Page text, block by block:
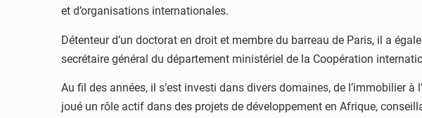
et d’organisations internationales.
Détenteur d’un doctorat en droit et membre du barreau de Paris, il a
secrétaire général du département ministériel de la Coopération
Au fil des années, il s’est investi dans divers domaines, de l’immobilier
joué un rôle actif dans des projets de développement en Afrique,